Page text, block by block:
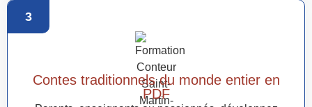
3
Contes traditionnels du monde entier en
PDF